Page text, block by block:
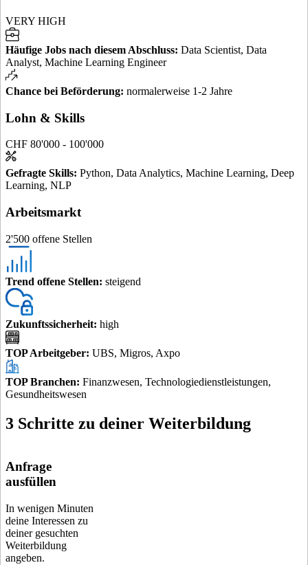
VERY HIGH
Häufige Jobs nach diesem Abschluss: Data Scientist, Data
Analyst, Machine Learning Engineer
Chance bei Beförderung: normalerweise 1-2 Jahre
Lohn & Skills
CHF 80'000 - 100'000
Gefragte Skills: Python, Data Analytics, Machine Learning, Deep
Learning, NLP
Arbeitsmarkt
2'500 offene Stellen
Trend offene Stellen: steigend
Zukunftssicherheit: high
TOP Arbeitgeber: UBS, Migros, Axpo
TOP Branchen: Finanzwesen, Technologiedienstleistungen,
Gesundheitswesen
3 Schritte zu deiner Weiterbildung
Anfrage
ausfüllen
In wenigen Minuten
deine Interessen zu
deiner gesuchten
Weiterbildung
angeben.